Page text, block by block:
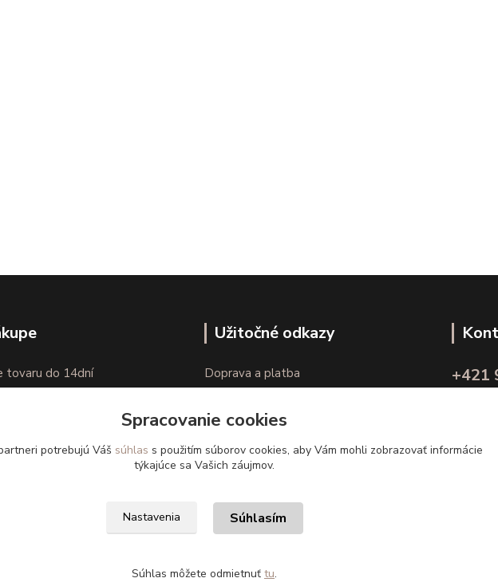
tovaru do 14dní
Užitočné odkazy
Doprava a platba
+421
Spracovanie cookies
potrebujú Váš súhlas s použitím súborov cookies, aby Vám mohli zobrazovať informácie
týkajúce sa Vašich záujmov.
Nastavenia Súhlasím
Súhlas môžete odmietnuť tu.